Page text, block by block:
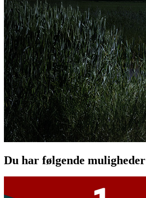
Du har følgende muligheder